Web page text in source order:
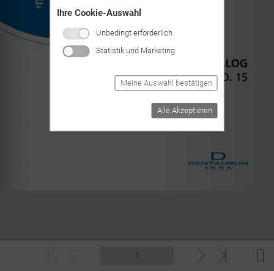
Ihre Cookie-Auswahl
Unbedingt erforderlich
Statistik und Marketing
Meine Auswahl bestätigen
Alle Akzeptieren